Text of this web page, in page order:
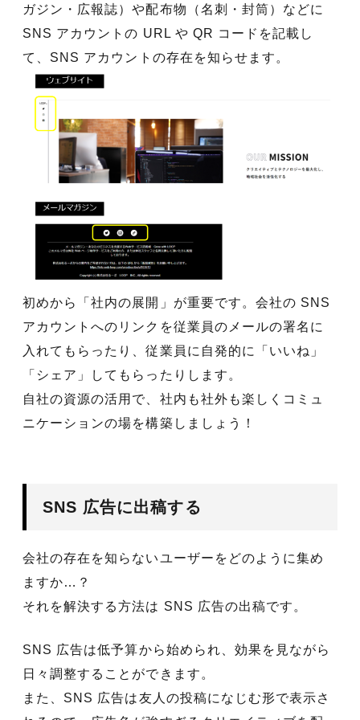
ガジン・広報誌）や配布物（名刺・封筒）などに
SNS アカウントの URL や QR コードを記載し
て、SNS アカウントの存在を知らせます。
初めから「社内の展開」が重要です。会社の SNS
アカウントへのリンクを従業員のメールの署名に
入れてもらったり、従業員に自発的に「いいね」
「シェア」してもらったりします。
自社の資源の活用で、社内も社外も楽しくコミュ
ニケーションの場を構築しましょう！
SNS 広告に出稿する
会社の存在を知らないユーザーをどのように集め
ますか…？
それを解決する方法は SNS 広告の出稿です。
SNS 広告は低予算から始められ、効果を見ながら
日々調整することができます。
また、SNS 広告は友人の投稿になじむ形で表示さ